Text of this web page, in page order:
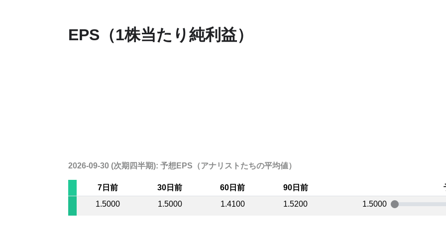
EPS（1株当たり純利益）
2026-09-30 (次期四半期): 予想EPS（アナリストたちの平均値）
7日前 30日前 60日前 90日前
1.5000
1.5000 1.4100 1.5200 1.5000